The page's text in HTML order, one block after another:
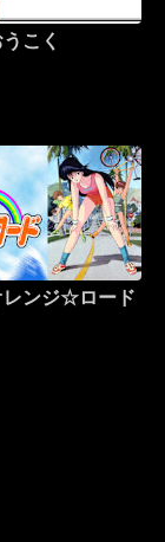
こく
レンジ☆ロード